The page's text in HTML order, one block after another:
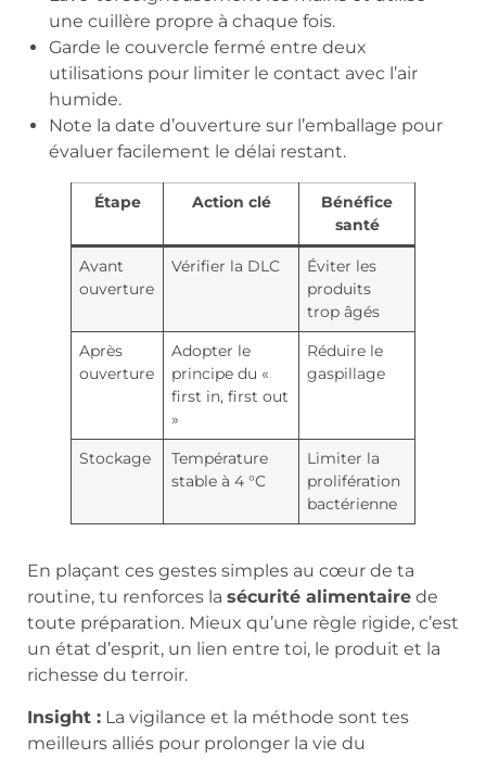
une cuillère propre à chaque fois.
Garde le couvercle fermé entre deux
utilisations pour limiter le contact avec l’air
humide.
Note la date d’ouverture sur l’emballage pour
évaluer facilement le délai restant.
Étape Action clé
Bénéfice
santé
Avant
ouverture
Vérifier la DLC
Éviter les
produits
trop âgés
Après
ouverture
Adopter le
principe du «
first in, first out
»
Réduire le
gaspillage
Stockage
Température
stable à 4 °C
Limiter la
prolifération
bactérienne
En plaçant ces gestes simples au cœur de ta
routine, tu renforces la sécurité alimentaire de
toute préparation. Mieux qu’une règle rigide, c’est
un état d’esprit, un lien entre toi, le produit et la
richesse du terroir.
Insight : La vigilance et la méthode sont tes
meilleurs alliés pour prolonger la vie du